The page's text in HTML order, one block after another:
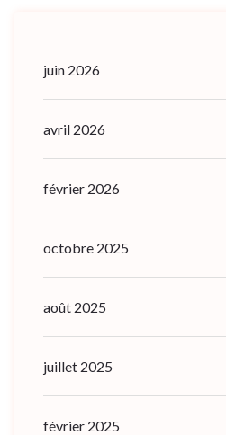
juin 2026
avril 2026
février 2026
octobre 2025
août 2025
juillet 2025
février 2025